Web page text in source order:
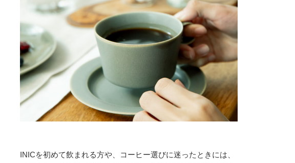
INICを初めて飲まれる方や、コーヒー選びに迷ったときには、